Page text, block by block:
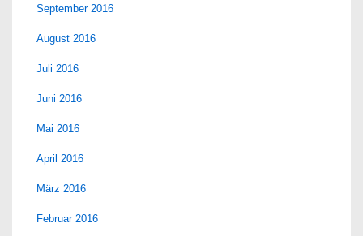
September 2016
August 2016
Juli 2016
Juni 2016
Mai 2016
April 2016
März 2016
Februar 2016